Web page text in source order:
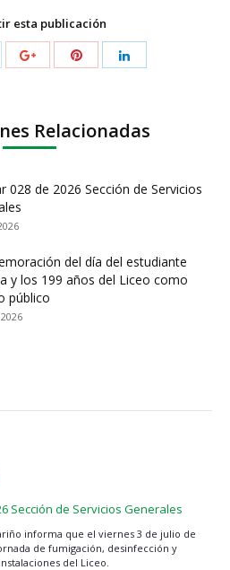
esta publicación
Relacionadas
028 de 2026 Sección de Servicios
del día del estudiante
y los 199 años del Liceo como
público
Sección de Servicios Generales
informa que el viernes 3 de julio de
de fumigación, desinfección y
del Liceo.